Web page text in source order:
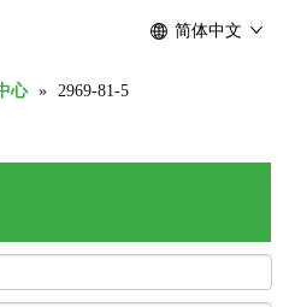
简体中文
心 » 2969-81-5